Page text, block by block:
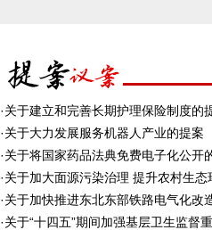
·关于建立和完善长期护理保险制度的
·关于大力发展服务机器人产业的提案
·关于将国家药品法典免费电子化公开
·关于加大面源污染治理 提升农村生态
·关于加快推进东北东部铁路电气化改
·关于“十四五”期间加强基层卫生监督